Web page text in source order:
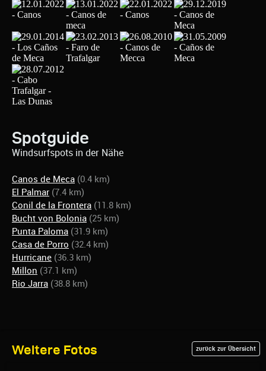
Spotguide
Windsurfspots in der Nähe
Canos de Meca (0.4 km)
El Palmar (7.4 km)
Conil de la Frontera (11.8 km)
Bucht von Bolonia (25 km)
Punta Paloma (31.9 km)
Casa de Porro (32.4 km)
Hurricane (36.3 km)
Millon (37.1 km)
Rio Jarra (38.8 km)
Weitere Fotos zurück zur Übersicht